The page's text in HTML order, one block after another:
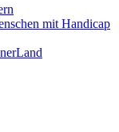
mit Handicap